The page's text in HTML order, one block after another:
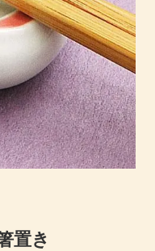
置き